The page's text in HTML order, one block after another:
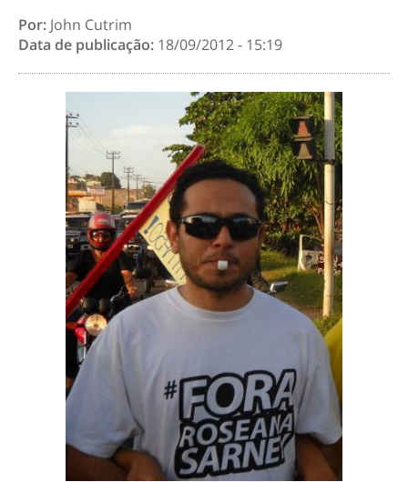
Por: John Cutrim
Data de publicação: 18/09/2012 - 15:19